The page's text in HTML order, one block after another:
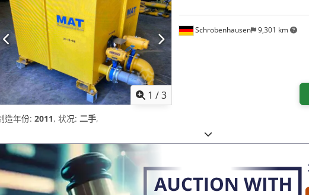
1 /3
Schrobenhausen 9,301 km
造年份: 2011, 状况: 二手,